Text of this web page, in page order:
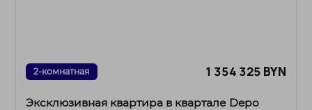
2-комнатная 1 354 325 BYN
Эксклюзивная квартира в квартале Depo